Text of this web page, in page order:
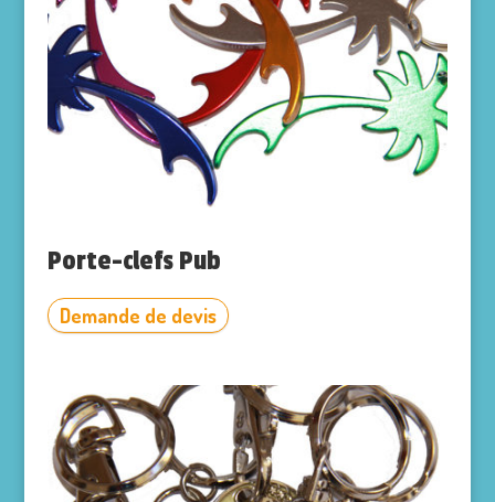
Porte-clefs Pub
Demande de devis